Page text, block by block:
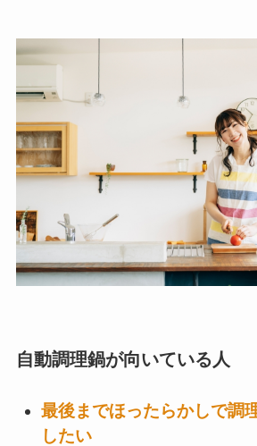
自動調理鍋が向いている人
最後までほったらかしで調
したい